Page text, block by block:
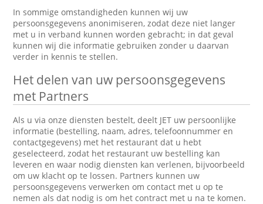
In sommige omstandigheden kunnen wij uw
persoonsgegevens anonimiseren, zodat deze niet langer
met u in verband kunnen worden gebracht; in dat geval
kunnen wij die informatie gebruiken zonder u daarvan
verder in kennis te stellen.
Het delen van uw persoonsgegevens
met Partners
Als u via onze diensten bestelt, deelt JET uw persoonlijke
informatie (bestelling, naam, adres, telefoonnummer en
contactgegevens) met het restaurant dat u hebt
geselecteerd, zodat het restaurant uw bestelling kan
leveren en waar nodig diensten kan verlenen, bijvoorbeeld
om uw klacht op te lossen. Partners kunnen uw
persoonsgegevens verwerken om contact met u op te
nemen als dat nodig is om het contract met u na te komen.